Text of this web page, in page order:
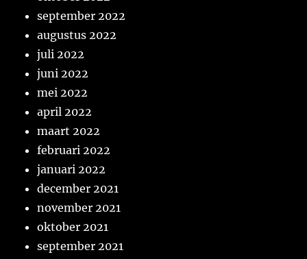
september 2022
augustus 2022
juli 2022
juni 2022
mei 2022
april 2022
maart 2022
februari 2022
januari 2022
december 2021
november 2021
oktober 2021
september 2021